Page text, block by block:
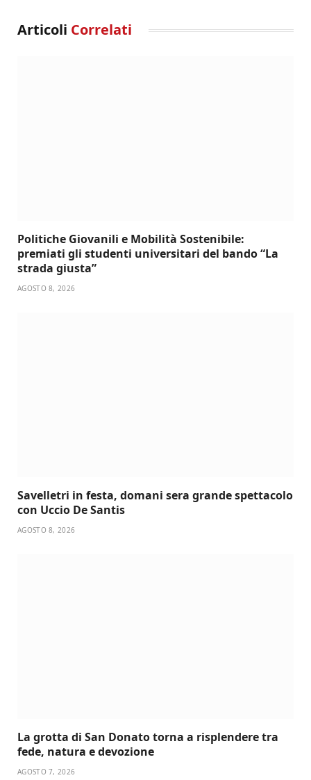
Articoli Correlati
Politiche Giovanili e Mobilità Sostenibile:
premiati gli studenti universitari del bando “La
strada giusta”
AGOSTO 8, 2026
Savelletri in festa, domani sera grande spettacolo
con Uccio De Santis
AGOSTO 8, 2026
La grotta di San Donato torna a risplendere tra
fede, natura e devozione
AGOSTO 7, 2026